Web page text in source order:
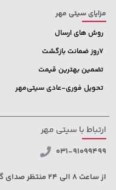
مزایای سیتی مهر
روش های ارسال
7روز ضمانت بازگشت
تضمین بهترین قیمت
تحویل فوری-عادی سیتی‌مهر
ارتباط با سیتی مهر
031-91099499
از ساعت 8 الی 24 منتظر صدای گرمتان هستیم.